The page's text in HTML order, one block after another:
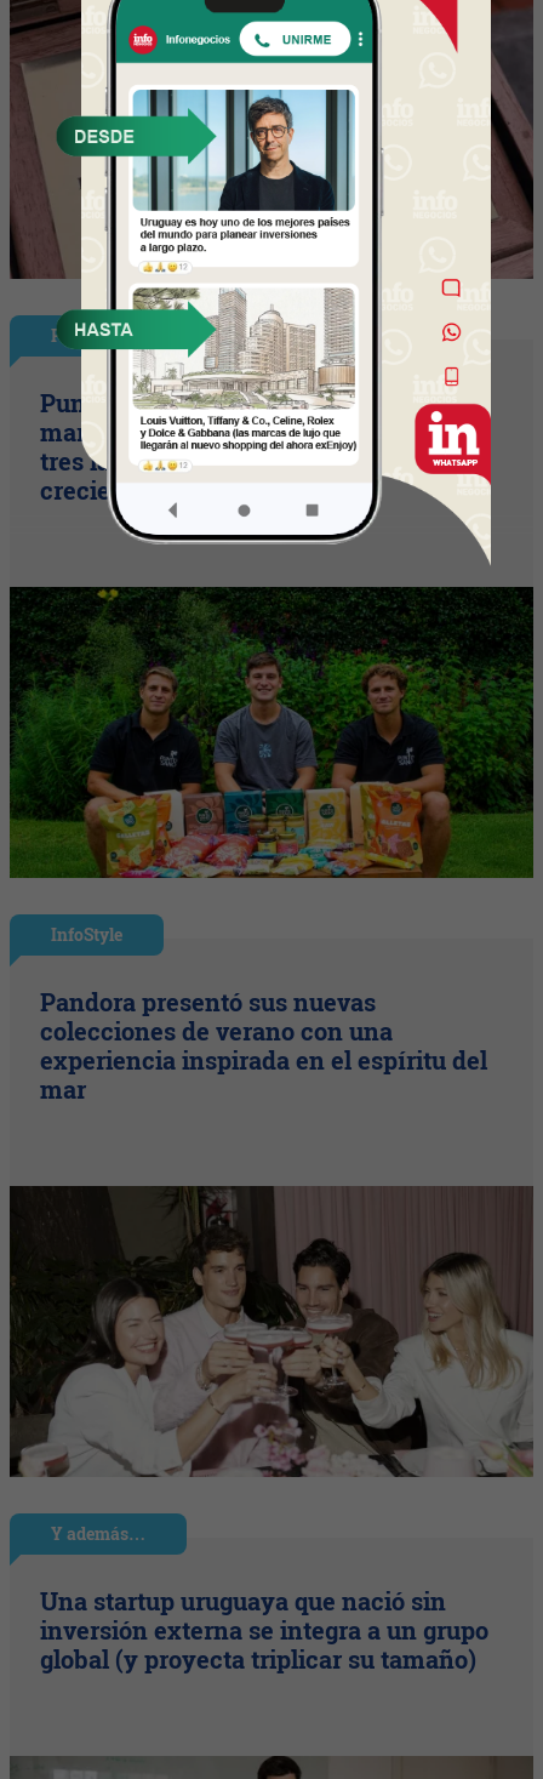
Plus
Punto Sano acelera a tres cifras (la
marca duplicó sus ventas y ya prepara
tres lanzamientos para seguir
creciendo)
InfoStyle
Pandora presentó sus nuevas
colecciones de verano con una
experiencia inspirada en el espíritu del
mar
Y además…
Una startup uruguaya que nació sin
inversión externa se integra a un grupo
global (y proyecta triplicar su tamaño)